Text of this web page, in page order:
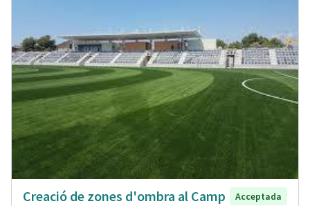
Creació de zones d'ombra al Camp
Acceptada